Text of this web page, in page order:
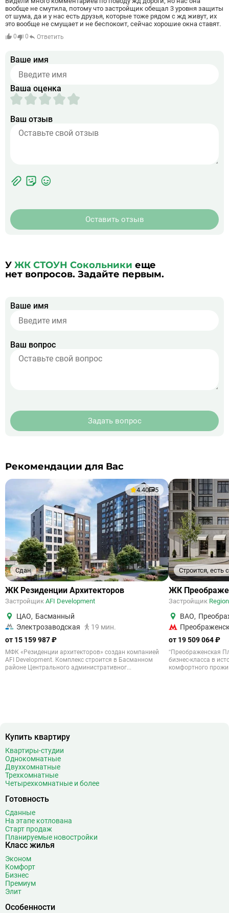
бизнесцентров
бизнес&#43; класса.
вообще не смутила, потому что застройщик обещал 3 уровня защиты
от шума, да и у нас есть друзья, которые тоже рядом с жд живут, их
это вообще не смущает и не беспокоит, сейчас хорошие окна ставят.
0 0 Ответить
Ваше имя
Ваша оценка
Ваш отзыв
Фотографии
ЖК
Прикрепить
фото
Оставить отзыв
У ЖК СТОУН Сокольники еще
нет вопросов. Задайте первым.
Ваше имя
Ваш вопрос
Задать вопрос
Рекомендации для Вас
Сдан
4.40 5
ЖК Резиденции Архитекторов
Застройщик AFI Development
ЦАО, Басманный
Электрозаводская
19 мин.
от 15 159 987 ₽
МФК «Резиденции архитекторов» создан компанией
AFI Development. Комплекс строится в Басманном
районе Центрального административног...
Строится, есть
ЖК
Застройщик
ВАО,
от 19 509 064 ₽
“Преображенская
бизнес-класса в
комфортного
Купить квартиру
Квартиры-студии
Однокомнатные
Двухкомнатные
Трехкомнатные
Четырехкомнатные и более
Готовность
Сданные
На этапе котлована
Старт продаж
Планируемые новостройки
Класс жилья
Эконом
Комфорт
Бизнес
Премиум
Элит
Особенности